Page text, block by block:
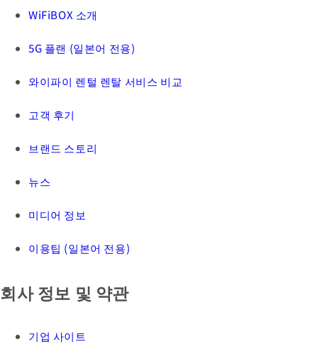
WiFiBOX 소개
5G 플랜 (일본어 전용)
와이파이 렌털 렌탈 서비스 비교
고객 후기
브랜드 스토리
뉴스
미디어 정보
이용팁 (일본어 전용)
회사 정보 및 약관
기업 사이트